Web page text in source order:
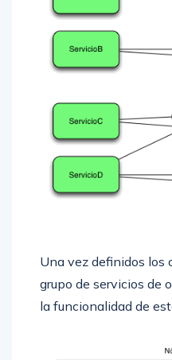
Una vez definidos los
grupo de servicios de
la funcionalidad de